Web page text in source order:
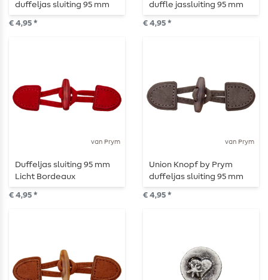
duffeljas sluiting 95 mm
blauw
€ 4,95 *
duffle jassluiting 95 mm
mosterdgeel
€ 4,95 *
van Prym
Duffeljas sluiting 95 mm
Licht Bordeaux
€ 4,95 *
van Prym
Union Knopf by Prym
duffeljas sluiting 95 mm
donkergrijs
€ 4,95 *